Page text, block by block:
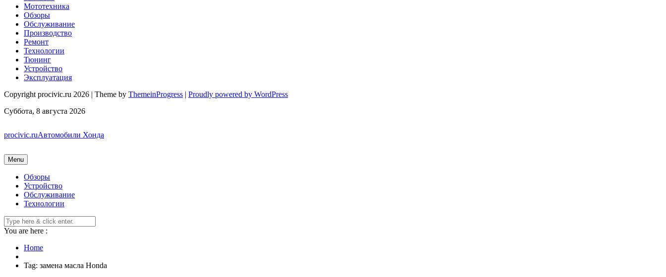
Мототехника
Обзоры
Обслуживание
Производство
Ремонт
Технологии
Тюнинг
Устройство
Эксплуатация
Copyright procivic.ru 2026 | Theme by ThemeinProgress | Proudly powered by WordPress
Суббота, 8 августа 2026
procivic.ruАвтомобили Хонда
Menu
Обзоры
Устройство
Обслуживание
Технологии
You are here :
Home
Tag: замена масла Honda